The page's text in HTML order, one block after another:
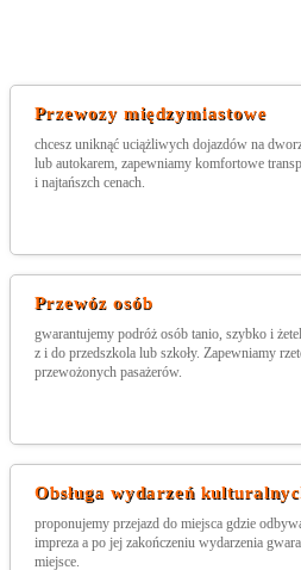
Przewozy międzymiastowe
chcesz uniknąć uciążliwych dojazdów na
lub autokarem, zapewniamy komfortowe
i najtańszch cenach.
Przewóz osób
gwarantujemy podróż osób tanio, szybko i
z i do przedszkola lub szkoły. Zapewniamy
przewożonych pasażerów.
Obsługa wydarzeń
proponujemy przejazd do miejsca gdzie
impreza a po jej zakończeniu wydarzenia
miejsce.